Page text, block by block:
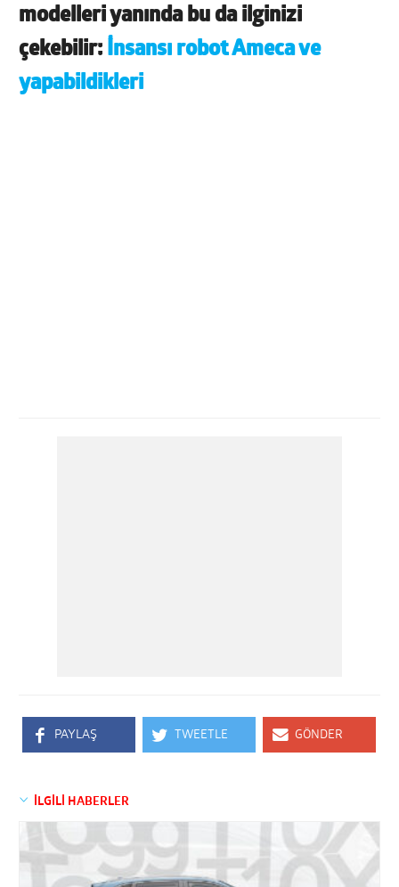
modelleri yanında bu da ilginizi
çekebilir: İnsansı robot Ameca ve
yapabildikleri
PAYLAŞ TWEETLE GÖNDER
İLGİLİ HABERLER